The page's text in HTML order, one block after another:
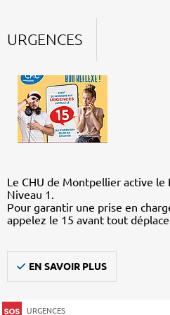
URGENCES
Le CHU de Montpellier active le
Niveau 1.
Pour garantir une prise en
appelez le 15 avant tout
EN SAVOIR PLUS
URGENCES